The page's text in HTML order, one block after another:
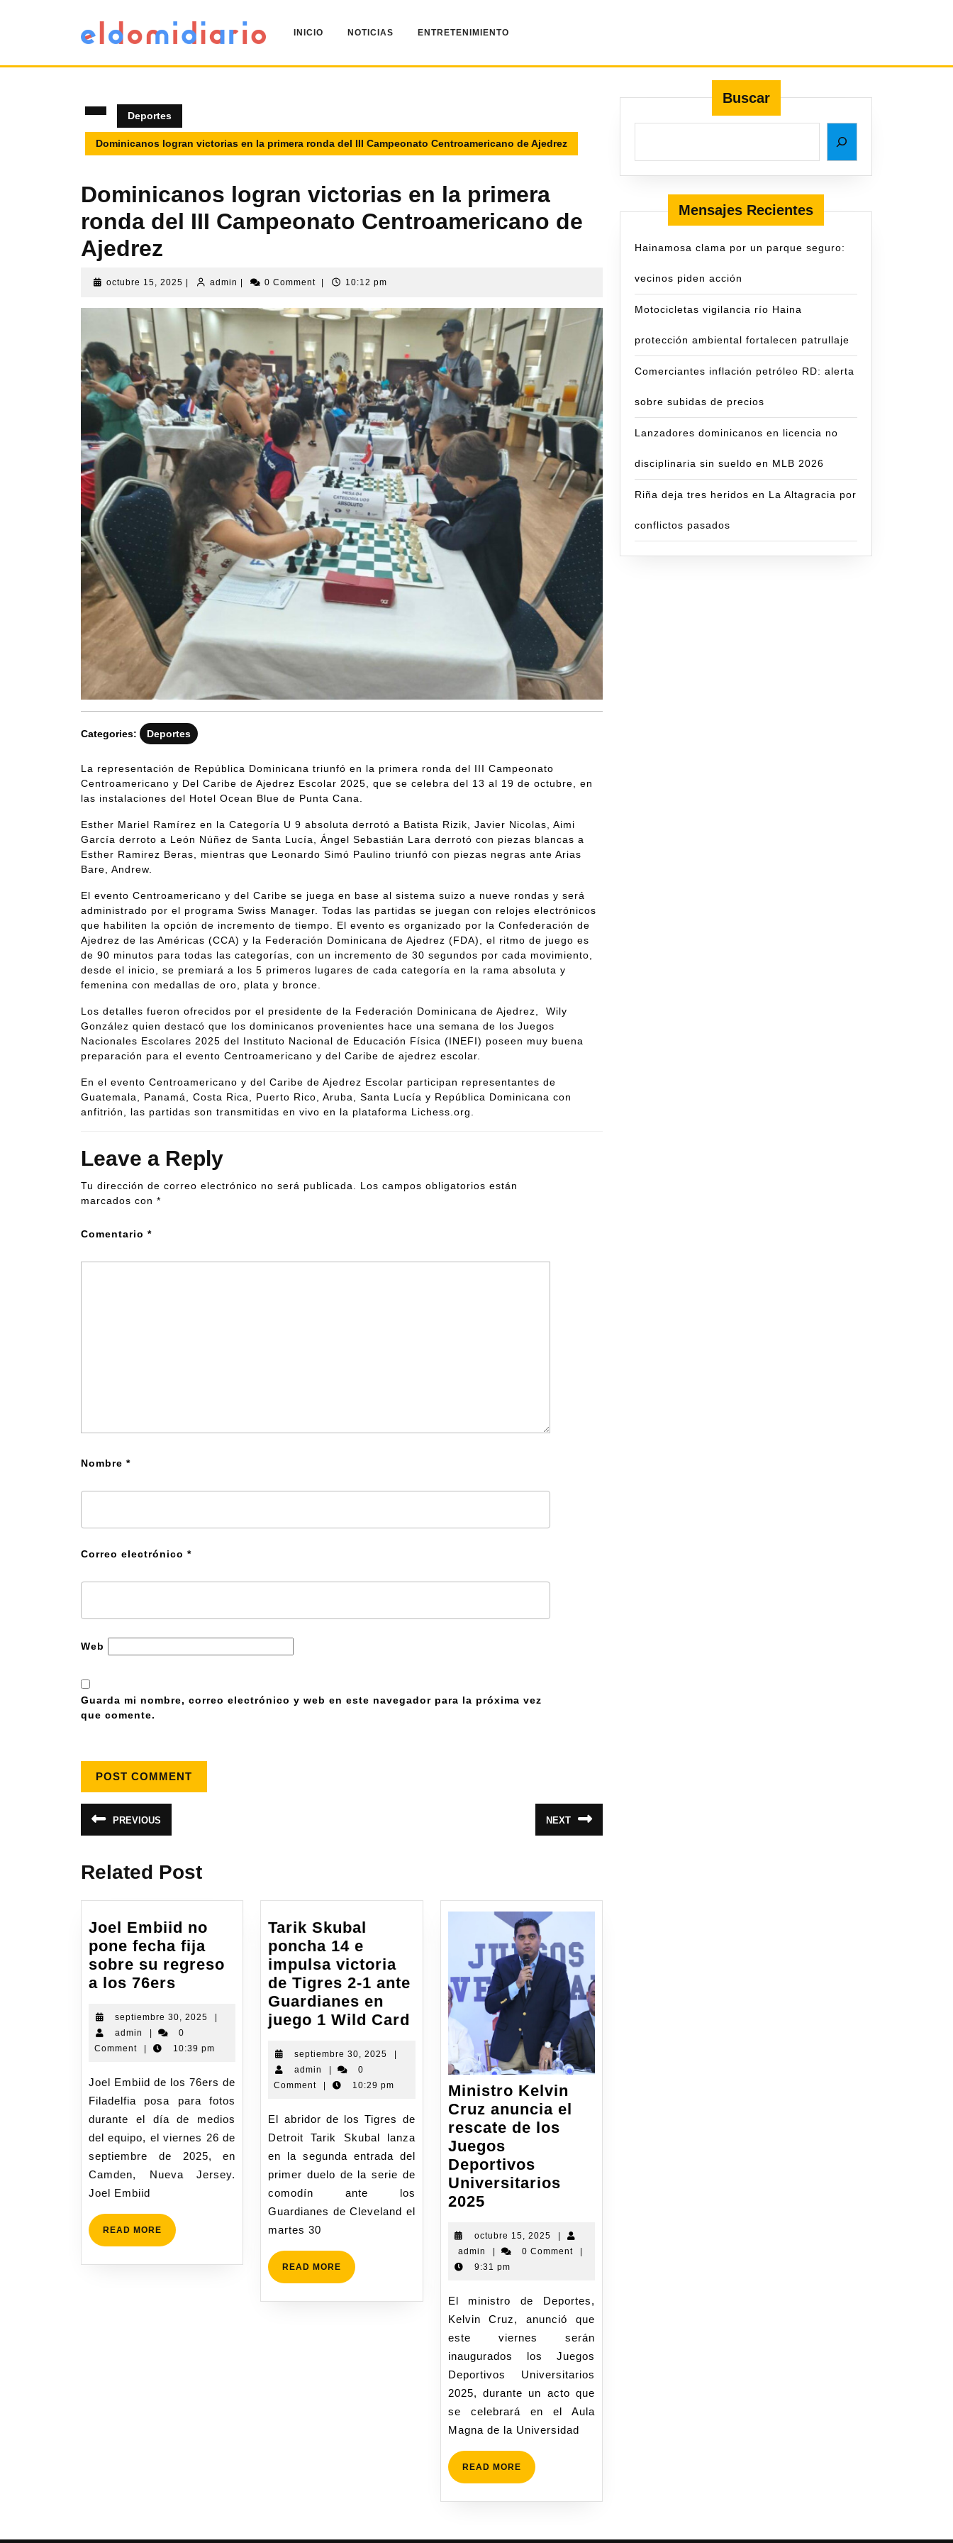
INICIO NOTICIAS ENTRETENIMIENTO
Deportes
Dominicanos logran victorias en la primera ronda del III Campeonato Centroamericano de Ajedrez
Dominicanos logran victorias en la primera
ronda del III Campeonato Centroamericano de
Ajedrez
octubre 15, 2025 admin 0 Comment 10:12 pm
Categories: Deportes
La representación de República Dominicana triunfó en la primera ronda del III Campeonato
Centroamericano y Del Caribe de Ajedrez Escolar 2025, que se celebra del 13 al 19 de octubre, en
las instalaciones del Hotel Ocean Blue de Punta Cana.
Esther Mariel Ramírez en la Categoría U 9 absoluta derrotó a Batista Rizik, Javier Nicolas, Aimi
García derroto a León Núñez de Santa Lucía, Ángel Sebastián Lara derrotó con piezas blancas a
Esther Ramirez Beras, mientras que Leonardo Simó Paulino triunfó con piezas negras ante Arias
Bare, Andrew.
El evento Centroamericano y del Caribe se juega en base al sistema suizo a nueve rondas y será
administrado por el programa Swiss Manager. Todas las partidas se juegan con relojes electrónicos
que habiliten la opción de incremento de tiempo. El evento es organizado por la Confederación de
Ajedrez de las Américas (CCA) y la Federación Dominicana de Ajedrez (FDA), el ritmo de juego es
de 90 minutos para todas las categorías, con un incremento de 30 segundos por cada movimiento,
desde el inicio, se premiará a los 5 primeros lugares de cada categoría en la rama absoluta y
femenina con medallas de oro, plata y bronce.
Los detalles fueron ofrecidos por el presidente de la Federación Dominicana de Ajedrez, Wily
González quien destacó que los dominicanos provenientes hace una semana de los Juegos
Nacionales Escolares 2025 del Instituto Nacional de Educación Física (INEFI) poseen muy buena
preparación para el evento Centroamericano y del Caribe de ajedrez escolar.
En el evento Centroamericano y del Caribe de Ajedrez Escolar participan representantes de
Guatemala, Panamá, Costa Rica, Puerto Rico, Aruba, Santa Lucía y República Dominicana con
anfitrión, las partidas son transmitidas en vivo en la plataforma Lichess.org.
Leave a Reply
Tu dirección de correo electrónico no será publicada.
Los campos obligatorios están
marcados con *
Comentario *
Nombre *
Correo electrónico *
Web
Guarda mi nombre, correo electrónico y web en este navegador para la próxima vez
que comente.
PREVIOUS NEXT
Related Post
Joel Embiid no
pone fecha fija
sobre su regreso
a los 76ers
septiembre 30, 2025
admin
0
Comment
10:39 pm
Joel Embiid de los 76ers de
Filadelfia posa para fotos
durante el día de medios
del equipo, el viernes 26 de
septiembre de 2025, en
Camden, Nueva Jersey.
Joel Embiid
READ MORE
Tarik Skubal
poncha 14 e
impulsa victoria
de Tigres 2-1 ante
Guardianes en
juego 1 Wild Card
septiembre 30, 2025
admin
0
Comment
10:29 pm
El abridor de los Tigres de
Detroit Tarik Skubal lanza
en la segunda entrada del
primer duelo de la serie de
comodín ante los
Guardianes de Cleveland el
martes 30
READ MORE
Ministro Kelvin
Cruz anuncia el
rescate de los
Juegos
Deportivos
Universitarios
2025
octubre 15, 2025
admin
0 Comment
9:31 pm
El ministro de Deportes,
Kelvin Cruz, anunció que
este viernes serán
inaugurados los Juegos
Deportivos Universitarios
2025, durante un acto que
se celebrará en el Aula
Magna de la Universidad
READ MORE
Buscar
Mensajes Recientes
Hainamosa clama por un parque seguro:
vecinos piden acción
Motocicletas vigilancia río Haina
protección ambiental fortalecen patrullaje
Comerciantes inflación petróleo RD: alerta
sobre subidas de precios
Lanzadores dominicanos en licencia no
disciplinaria sin sueldo en MLB 2026
Riña deja tres heridos en La Altagracia por
conflictos pasados